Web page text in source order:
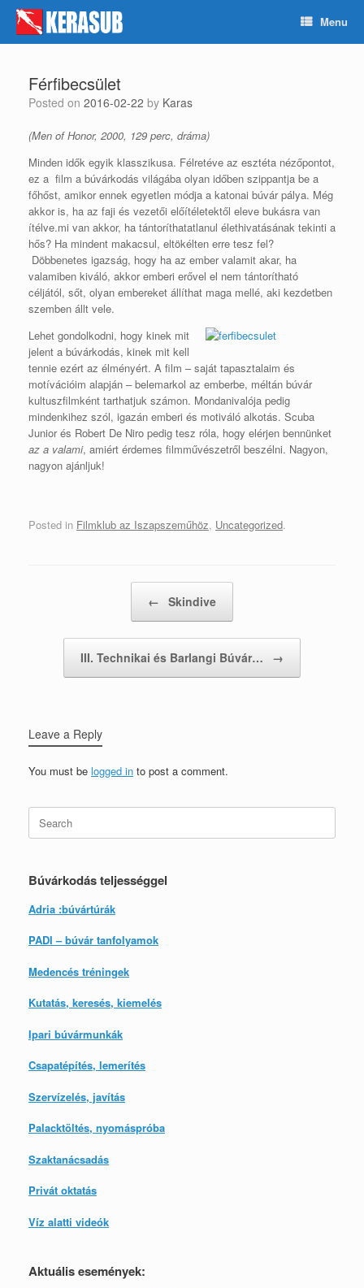
Skip
content
Menu
Férfibecsület
Posted on 2016-02-22 by Karas
(Men of Honor, 2000, 129 perc, dráma)
Minden idők egyik klasszikusa. Félretéve az esztéta nézőpontot,
ez a film a búvárkodás világába olyan időben szippantja be a
főhőst, amikor ennek egyetlen módja a katonai búvár pálya. Még
akkor is, ha az faji és vezetői előítéletektől eleve bukásra van
ítélve.mi van akkor, ha tántoríthatatlanul élethivatásának tekinti a
hős? Ha mindent makacsul, eltökélten erre tesz fel?
Döbbenetes igazság, hogy ha az ember valamit akar, ha
valamiben kiváló, akkor emberi erővel el nem tántorítható
céljától, sőt, olyan embereket állíthat maga mellé, aki kezdetben
szemben állt vele.
Lehet gondolkodni, hogy kinek mit
jelent a búvárkodás, kinek mit kell
tennie ezért az élményért. A film – saját tapasztalaim és
motívációim alapján – belemarkol az emberbe, méltán búvár
kultuszfilmként tarthatjuk számon. Mondanivalója pedig
mindenkihez szól, igazán emberi és motiváló alkotás. Scuba
Junior és Robert De Niro pedig tesz róla, hogy elérjen bennünket
az a valami, amiért érdemes filmművészetről beszélni. Nagyon,
nagyon ajánljuk!
Posted in Filmklub az Iszapszeműhöz, Uncategorized.
← Skindive
III. Technikai és Barlangi Búvár… →
Leave a Reply
You must be logged in to post a comment.
Search
for:
Búvárkodás teljességgel
Adria :búvártúrák
PADI – búvár tanfolyamok
Medencés tréningek
Kutatás, keresés, kiemelés
Ipari búvármunkák
Csapatépítés, lemerítés
Szervízelés, javítás
Palacktöltés, nyomáspróba
Szaktanácsadás
Privát oktatás
Víz alatti videók
Aktuális események: